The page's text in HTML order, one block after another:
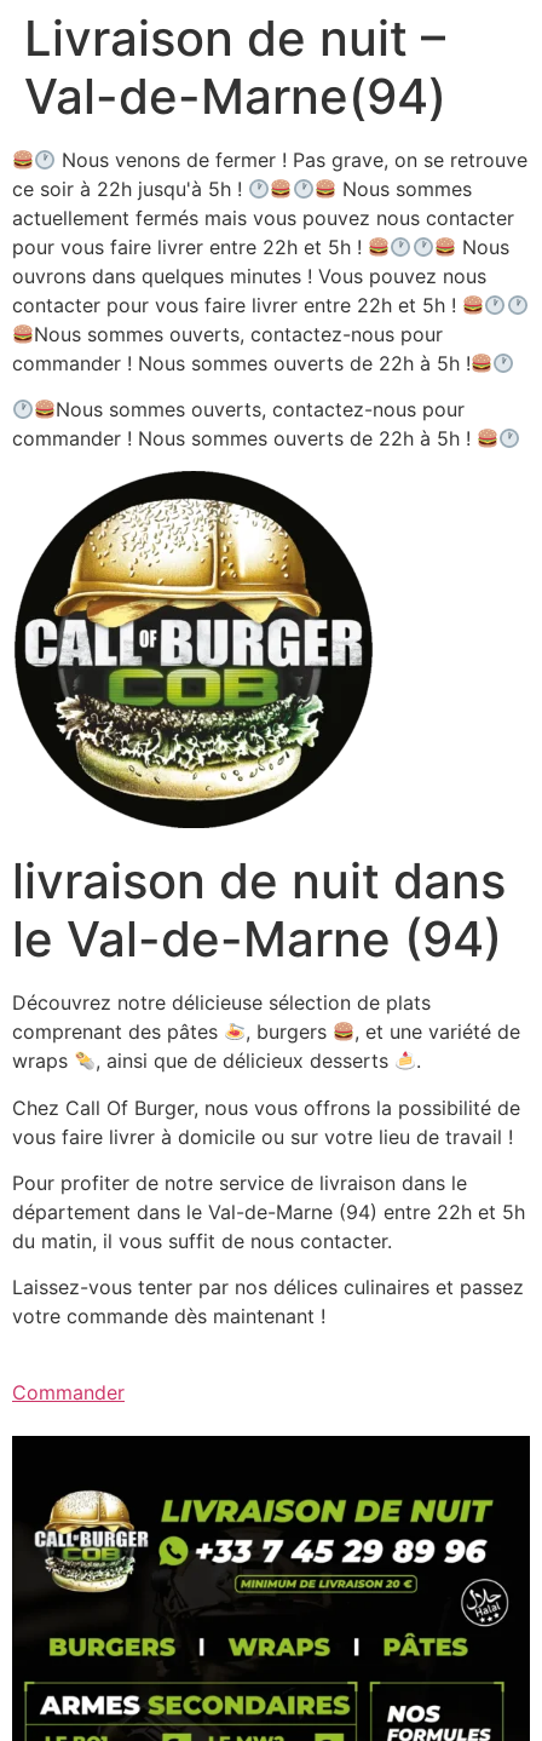
Aller
contenu
Livraison de nuit –
Val-de-Marne(94)
Nous venons de fermer ! Pas grave, on se retrouve
ce soir à 22h jusqu'à 5h !
Nous sommes
actuellement fermés mais vous pouvez nous contacter
pour vous faire livrer entre 22h et 5h !
Nous
ouvrons dans quelques minutes ! Vous pouvez nous
contacter pour vous faire livrer entre 22h et 5h !
Nous sommes ouverts, contactez-nous pour
commander ! Nous sommes ouverts de 22h à 5h !
Nous sommes ouverts, contactez-nous pour
commander ! Nous sommes ouverts de 22h à 5h !
livraison de nuit dans
le Val-de-Marne (94)
Découvrez notre délicieuse sélection de plats
comprenant des pâtes
, burgers
, et une variété de
wraps
, ainsi que de délicieux desserts
.
Chez Call Of Burger, nous vous offrons la possibilité de
vous faire livrer à domicile ou sur votre lieu de travail !
Pour profiter de notre service de livraison dans le
département dans le Val-de-Marne (94) entre 22h et 5h
du matin, il vous suffit de nous contacter.
Laissez-vous tenter par nos délices culinaires et passez
votre commande dès maintenant !
Commander